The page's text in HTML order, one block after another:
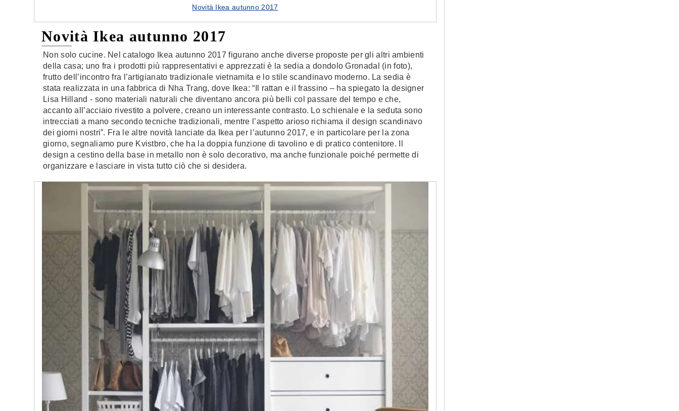
Novità Ikea autunno 2017
Novità Ikea autunno 2017
Non solo cucine. Nel catalogo Ikea autunno 2017 figurano anche diverse proposte per gli altri ambienti
della casa; uno fra i prodotti più rappresentativi e apprezzati è la sedia a dondolo Gronadal (in foto),
frutto dell’incontro fra l’artigianato tradizionale vietnamita e lo stile scandinavo moderno. La sedia è
stata realizzata in una fabbrica di Nha Trang, dove Ikea: “Il rattan e il frassino – ha spiegato la designer
Lisa Hilland - sono materiali naturali che diventano ancora più belli col passare del tempo e che,
accanto all’acciaio rivestito a polvere, creano un interessante contrasto. Lo schienale e la seduta sono
intrecciati a mano secondo tecniche tradizionali, mentre l’aspetto arioso richiama il design scandinavo
dei giorni nostri”. Fra le altre novità lanciate da Ikea per l’autunno 2017, e in particolare per la zona
giorno, segnaliamo pure Kvistbro, che ha la doppia funzione di tavolino e di pratico contenitore. Il
design a cestino della base in metallo non è solo decorativo, ma anche funzionale poiché permette di
organizzare e lasciare in vista tutto ciò che si desidera.